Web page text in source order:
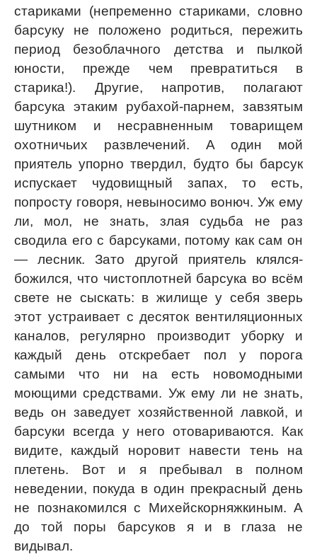
стариками (непременно стариками, словно
барсуку не положено родиться, пережить
период безоблачного детства и пылкой
юности, прежде чем превратиться в
старика!). Другие, напротив, полагают
барсука этаким рубахой-парнем, завзятым
шутником и несравненным товарищем
охотничьих развлечений. А один мой
приятель упорно твердил, будто бы барсук
испускает чудовищный запах, то есть,
попросту говоря, невыносимо вонюч. Уж ему
ли, мол, не знать, злая судьба не раз
сводила его с барсуками, потому как сам он
— лесник. Зато другой приятель клялся-
божился, что чистоплотней барсука во всём
свете не сыскать: в жилище у себя зверь
этот устраивает с десяток вентиляционных
каналов, регулярно производит уборку и
каждый день отскребает пол у порога
самыми что ни на есть новомодными
моющими средствами. Уж ему ли не знать,
ведь он заведует хозяйственной лавкой, и
барсуки всегда у него отовариваются. Как
видите, каждый норовит навести тень на
плетень. Вот и я пребывал в полном
неведении, покуда в один прекрасный день
не познакомился с Михейскорняжкиным. А
до той поры барсуков я и в глаза не
видывал.